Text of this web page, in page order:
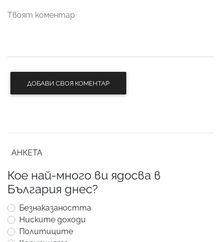
ДОБАВИ СВОЯ КОМЕНТАР
АНКЕТА
Кое най-много ви ядосва в
България днес?
Безнаказаността
Ниските доходи
Политиците